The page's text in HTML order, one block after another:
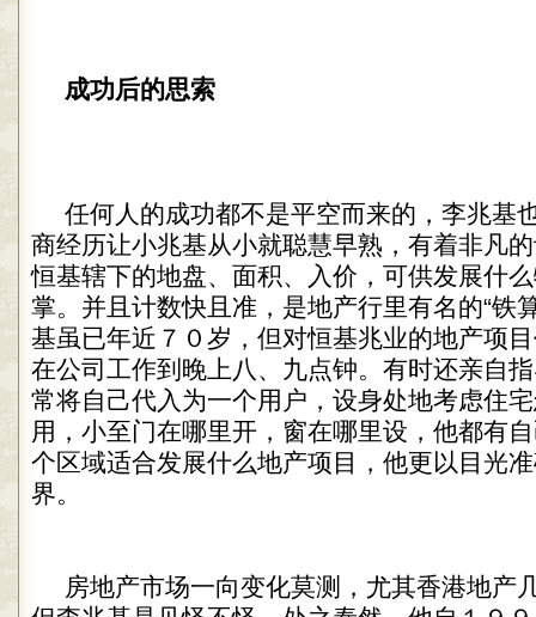
成功后的思索
任何人的成功都不是平空而来的，李兆基
商经历让小兆基从小就聪慧早熟，有着非凡
恒基辖下的地盘、面积、入价，可供发展什
掌。并且计数快且准，是地产行里有名的“铁
基虽已年近７０岁，但对恒基兆业的地产项
在公司工作到晚上八、九点钟。有时还亲自
常将自己代入为一个用户，设身处地考虑住
用，小至门在哪里开，窗在哪里设，他都有
个区域适合发展什么地产项目，他更以目光
界。
房地产市场一向变化莫测，尤其香港地产